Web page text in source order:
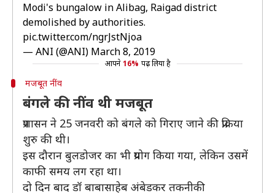
Modi's bungalow in Alibag, Raigad district
demolished by authorities.
pic.twitter.com/ngrJstNjoa
— ANI (@ANI) March 8, 2019
आपने 16% पढ़ लिया है
मजबूत नींव
बंगले की नींव थी मजबूत
प्रशासन ने 25 जनवरी को बंगले को गिराए जाने की प्रक्रिया
शुरु की थी।
इस दौरान बुलडोजर का भी प्रयोग किया गया, लेकिन उसमें
काफी समय लग रहा था।
दो दिन बाद डॉ बाबासाहेब अंबेडकर तकनीकी